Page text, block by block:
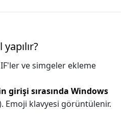
ve simgeler ekleme
girişi sırasında Windows
Emoji klavyesi görüntülenir.